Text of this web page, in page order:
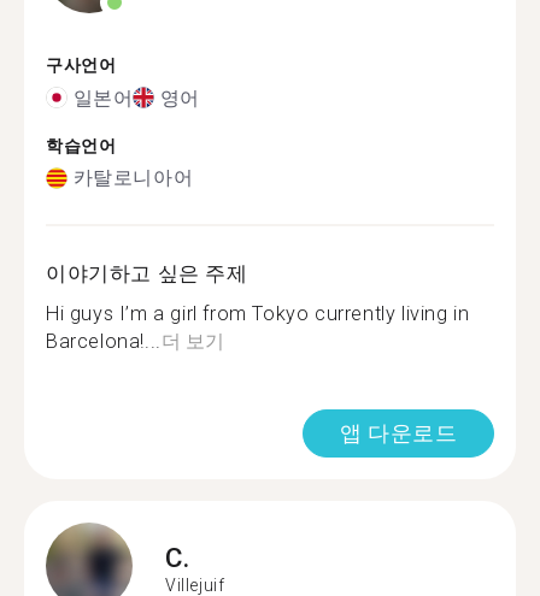
구사언어
일본어 영어
학습언어
카탈로니아어
이야기하고 싶은 주제
Hi guys I’m a girl from Tokyo currently living in
Barcelona!...더 보기
앱 다운로드
C.
Villejuif